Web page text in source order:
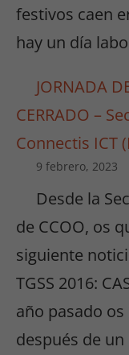
festivos caen
hay un día
JORNADA
CERRADO –
Connectis ICT
9 febrero, 2023
Desde la
de CCOO, os
siguiente
TGSS 2016:
año pasado
después de